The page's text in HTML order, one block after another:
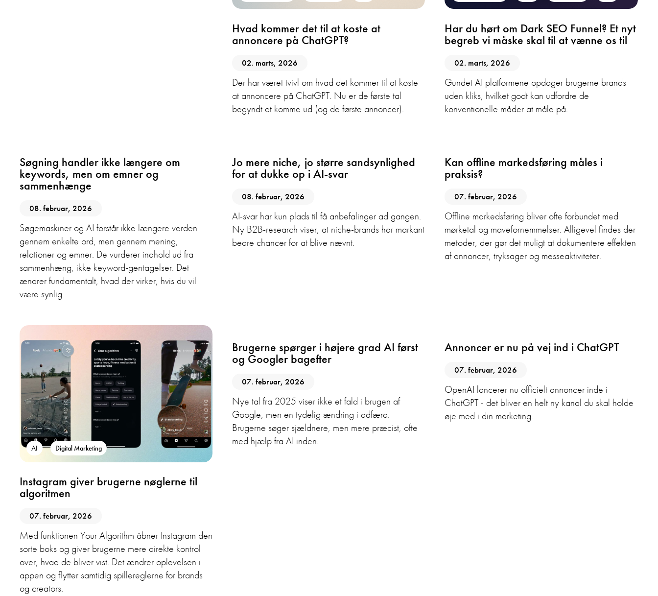
Hvad kommer det til at koste at
annoncere på ChatGPT?
02. marts, 2026
Der har været tvivl om hvad det kommer til at koste
at annoncere på ChatGPT. Nu er de første tal
begyndt at komme ud (og de første annoncer).
Har du hørt om Dark SEO Funnel? Et nyt
begreb vi måske skal til at vænne os til
02. marts, 2026
Gundet AI platformene opdager brugerne brands
uden kliks, hvilket godt kan udfordre de
konventionelle måder at måle på.
Søgning handler ikke længere om
keywords, men om emner og
sammenhænge
08. februar, 2026
Søgemaskiner og AI forstår ikke længere verden
gennem enkelte ord, men gennem mening,
relationer og emner. De vurderer indhold ud fra
sammenhæng, ikke keyword-gentagelser. Det
ændrer fundamentalt, hvad der virker, hvis du vil
være synlig.
Jo mere niche, jo større sandsynlighed
for at dukke op i AI-svar
08. februar, 2026
AI-svar har kun plads til få anbefalinger ad gangen.
Ny B2B-research viser, at niche-brands har markant
bedre chancer for at blive nævnt.
Kan offline markedsføring måles i
praksis?
07. februar, 2026
Offline markedsføring bliver ofte forbundet med
mørketal og mavefornemmelser. Alligevel findes der
metoder, der gør det muligt at dokumentere effekten
af annoncer, tryksager og messeaktiviteter.
AI Digital Marketing
Instagram giver brugerne nøglerne til
algoritmen
07. februar, 2026
Med funktionen Your Algorithm åbner Instagram den
sorte boks og giver brugerne mere direkte kontrol
over, hvad de bliver vist. Det ændrer oplevelsen i
appen og flytter samtidig spillereglerne for brands
og creators.
Brugerne spørger i højere grad AI først
og Googler bagefter
07. februar, 2026
Nye tal fra 2025 viser ikke et fald i brugen af
Google, men en tydelig ændring i adfærd.
Brugerne søger sjældnere, men mere præcist, ofte
med hjælp fra AI inden.
Annoncer er nu på vej ind i ChatGPT
07. februar, 2026
OpenAI lancerer nu officielt annoncer inde i
ChatGPT - det bliver en helt ny kanal du skal holde
øje med i din marketing.